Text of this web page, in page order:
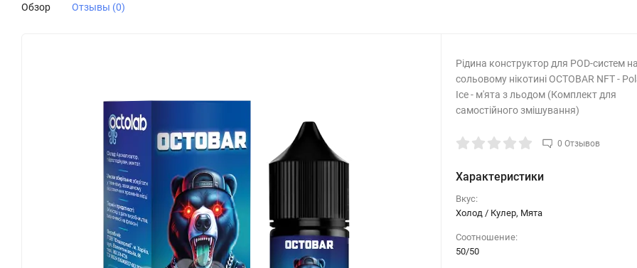
Обзор Отзывы (0)
Рідина конструктор для POD-систем на
сольовому нікотині OCTOBAR NFT -
Ice - м'ята з льодом (Комплект для
самостійного змішування)
0 Отзывов
Характеристики
Вкус:
Холод / Кулер, Мята
Соотношение:
50/50